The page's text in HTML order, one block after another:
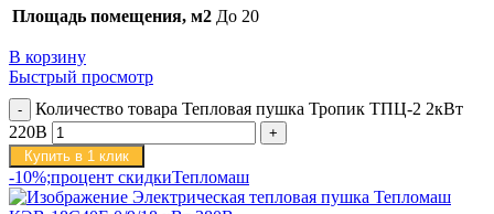
Площадь помещения, м2 До 20
В корзину
Быстрый просмотр
Количество товара Тепловая пушка Тропик ТПЦ-2 2кВт
220В
Купить в 1 клик
-10%;процент скидкиТепломаш